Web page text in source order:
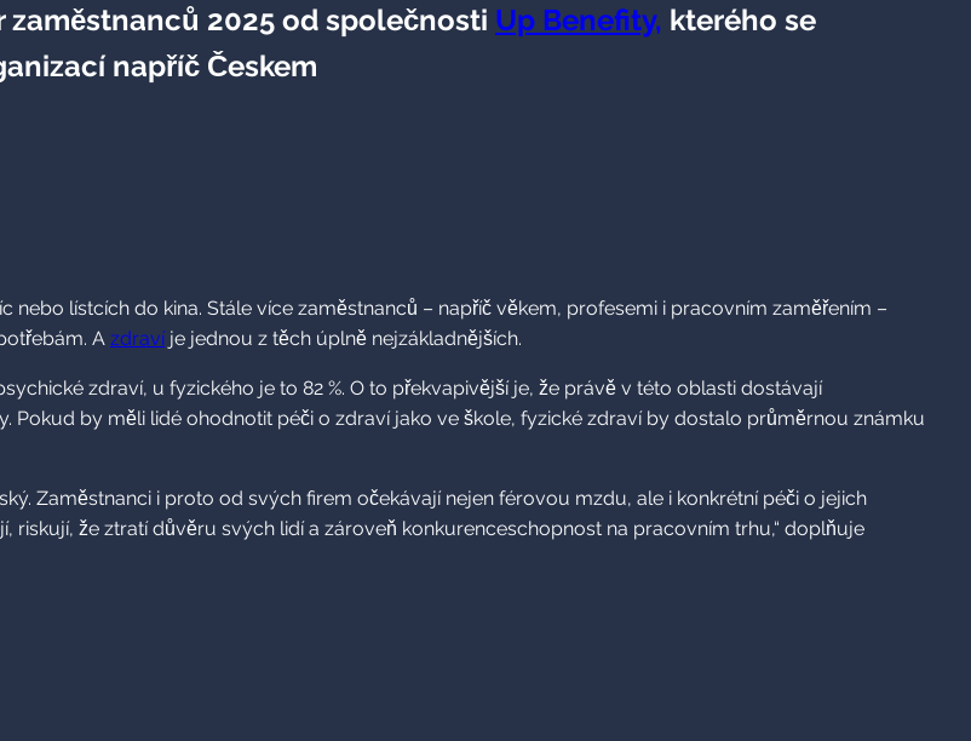
2025 od společnosti Up Benefity, kterého se
napříč Českem
nebo lístcích do kina. Stále více zaměstnanců – napříč věkem, profesemi i pracovním zaměřením –
A zdravíje jednou z těch úplně nejzákladnějších.
zdraví, u fyzického je to 82 %. O to překvapivější je, že právě v této oblasti dostávají
by měli lidé ohodnotit péči o zdraví jako ve škole, fyzické zdraví by dostalo průměrnou známku
Zaměstnanci i proto od svých firem očekávají nejen férovou mzdu, ale i konkrétní péči o jejich
riskují, že ztratí důvěru svých lidí a zároveň konkurenceschopnost na pracovním trhu,“ doplňuje